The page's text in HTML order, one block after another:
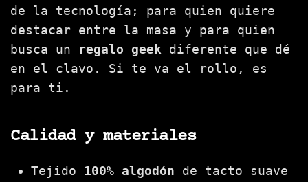
de la tecnología; para quien quiere
destacar entre la masa y para quien
busca un regalo geek diferente que dé
en el clavo. Si te va el rollo, es
para ti.
Calidad y materiales
Tejido 100% algodón de tacto suave